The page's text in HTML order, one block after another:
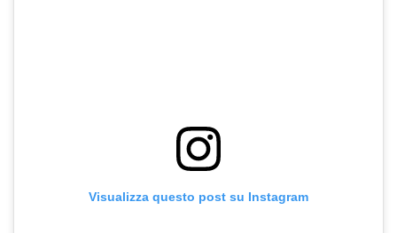
Visualizza questo post su Instagram